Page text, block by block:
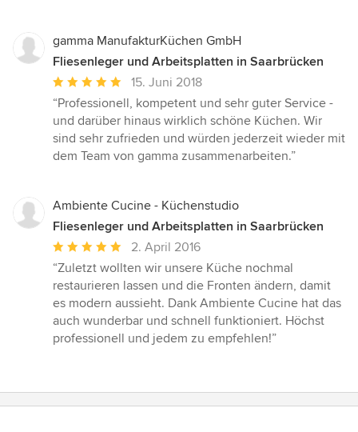
gamma ManufakturKüchen GmbH
Fliesenleger und Arbeitsplatten in Saarbrücken
Durchschnittliche
Bewertung:
5
von
5
15. Juni 2018
“Professionell, kompetent und sehr guter Service -
und darüber hinaus wirklich schöne Küchen. Wir
sind sehr zufrieden und würden jederzeit wieder mit
dem Team von gamma zusammenarbeiten.”
Ambiente Cucine - Küchenstudio
Fliesenleger und Arbeitsplatten in Saarbrücken
Durchschnittliche
Bewertung:
5
von
5
Sternen
2. April 2016
“Zuletzt wollten wir unsere Küche nochmal
restaurieren lassen und die Fronten ändern, damit
es modern aussieht. Dank Ambiente Cucine hat das
auch wunderbar und schnell funktioniert. Höchst
professionell und jedem zu empfehlen!”